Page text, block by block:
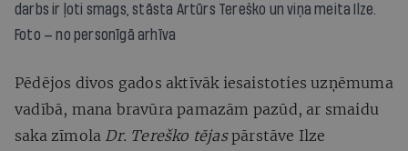
darbs ir ļoti smags, stāsta Artūrs Tereško un viņa meita Ilze.
Foto — no personīgā arhīva
Pēdējos divos gados aktīvāk iesaistoties uzņēmuma
vadībā, mana bravūra pamazām pazūd, ar smaidu
saka zīmola Dr. Tereško tējaspārstāve Ilze